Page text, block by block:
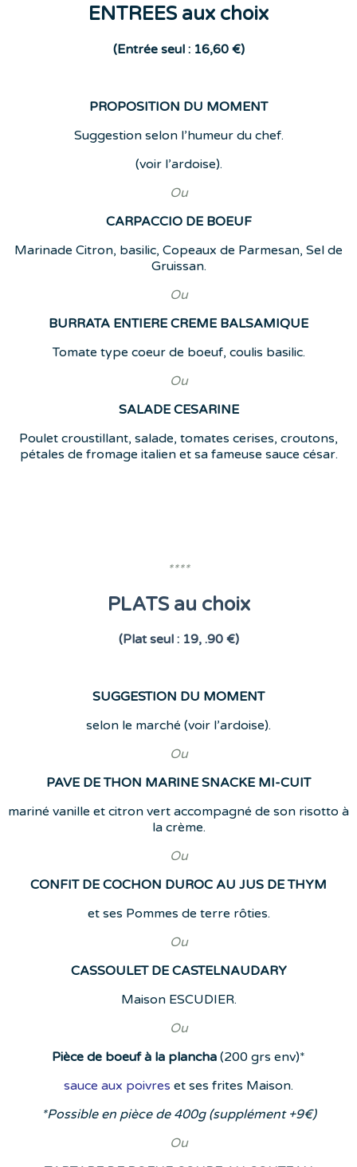
ENTREES aux choix
(Entrée seul : 16,60 €)
PROPOSITION DU MOMENT
Suggestion selon l’humeur du chef.
(voir l’ardoise).
Ou
CARPACCIO DE BOEUF
Marinade Citron, basilic, Copeaux de Parmesan, Sel de
Gruissan.
Ou
BURRATA ENTIERE CREME BALSAMIQUE
Tomate type coeur de boeuf, coulis basilic.
Ou
SALADE CESARINE
Poulet croustillant, salade, tomates cerises, croutons,
pétales de fromage italien et sa fameuse sauce césar.
****
PLATS au choix
(Plat seul : 19, .90 €)
SUGGESTION DU MOMENT
selon le marché (voir l’ardoise).
Ou
PAVE DE THON MARINE SNACKE MI-CUIT
mariné vanille et citron vert accompagné de son risotto à
la crème.
Ou
CONFIT DE COCHON DUROC AU JUS DE THYM
et ses Pommes de terre rôties.
Ou
CASSOULET DE CASTELNAUDARY
Maison ESCUDIER.
Ou
Pièce de boeuf à la plancha (200 grs env)*
sauce aux poivres et ses frites Maison.
*Possible en pièce de 400g (supplément +9€)
Ou